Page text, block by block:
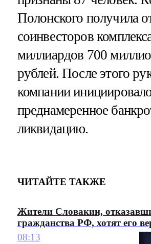
Полонского получила
соинвесторов
миллиардов 700
рублей. После этого
компании
преднамеренное
ликвидацию.
ЧИТАЙТЕ ТАКЖЕ
Жители Словакии,
гражданства РФ, хотят его
08:13